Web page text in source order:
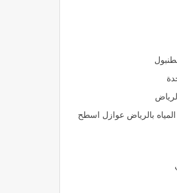
بالرياض عوازل اسطح